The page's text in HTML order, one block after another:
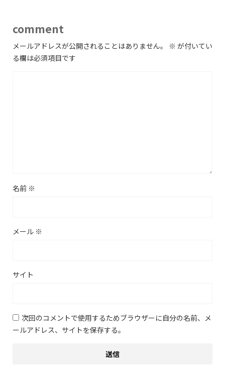
comment
メールアドレスが公開されることはありません。 ※ が付いてい
る欄は必須項目です
名前 ※
メール ※
サイト
次回のコメントで使用するためブラウザーに自分の名前、メ
ールアドレス、サイトを保存する。